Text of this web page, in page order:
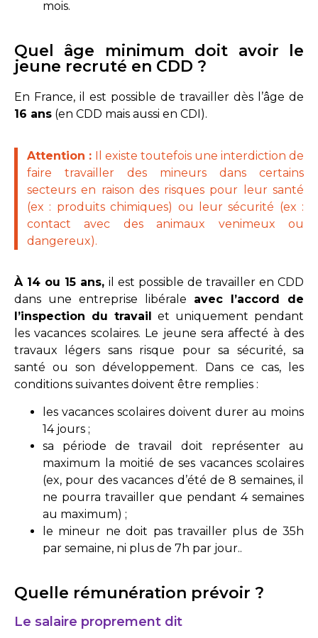
mois.
Quel âge minimum doit avoir le
jeune recruté en CDD ?
En France, il est possible de travailler dès l’âge de
16 ans (en CDD mais aussi en CDI).
Attention : Il existe toutefois une interdiction de
faire travailler des mineurs dans certains
secteurs en raison des risques pour leur santé
(ex : produits chimiques) ou leur sécurité (ex :
contact avec des animaux venimeux ou
dangereux).
À 14 ou 15 ans, il est possible de travailler en CDD
dans une entreprise libérale avec l’accord de
l’inspection du travail et uniquement pendant
les vacances scolaires. Le jeune sera affecté à des
travaux légers sans risque pour sa sécurité, sa
santé ou son développement. Dans ce cas, les
conditions suivantes doivent être remplies :
les vacances scolaires doivent durer au moins
14 jours ;
sa période de travail doit représenter au
maximum la moitié de ses vacances scolaires
(ex, pour des vacances d’été de 8 semaines, il
ne pourra travailler que pendant 4 semaines
au maximum) ;
le mineur ne doit pas travailler plus de 35h
par semaine, ni plus de 7h par jour..
Quelle rémunération prévoir ?
Le salaire proprement dit